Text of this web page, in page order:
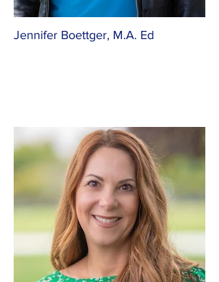
Jennifer Boettger, M.A. Ed